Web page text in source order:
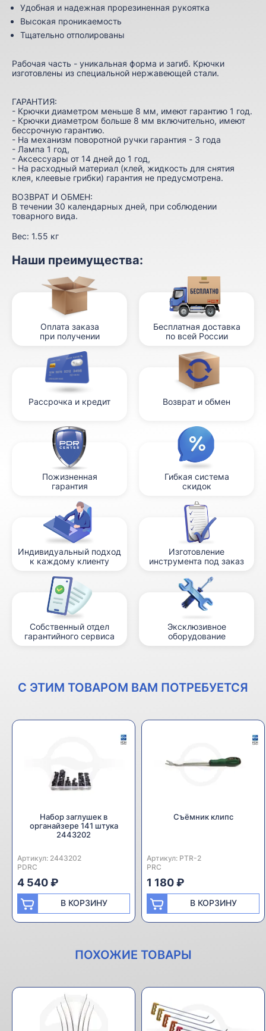
Удобная и надежная прорезиненная рукоятка
Высокая проникаемость
Тщательно отполированы
Рабочая часть - уникальная форма и загиб. Крючки
изготовлены из специальной нержавеющей стали.
ГАРАНТИЯ:
- Крючки диаметром меньше 8 мм, имеют гарантию 1 год.
- Крючки диаметром больше 8 мм включительно, имеют
бессрочную гарантию.
- На механизм поворотной ручки гарантия - 3 года
- Лампа 1 год,
- Аксессуары от 14 дней до 1 год,
- На расходный материал (клей, жидкость для снятия
клея, клеевые грибки) гарантия не предусмотрена.
ВОЗВРАТ И ОБМЕН:
В течении 30 календарных дней, при соблюдении
товарного вида.
Вес: 1.55 кг
Наши преимущества:
Оплата заказа
при получении
Бесплатная доставка
по всей России
Рассрочка и кредит Возврат и обмен
Пожизненная
гарантия
Гибкая система
скидок
Индивидуальный подход
к каждому клиенту
Изготовление
инструмента под заказ
Собственный отдел
гарантийного сервиса
Эксклюзивное
оборудование
С ЭТИМ ТОВАРОМ ВАМ ПОТРЕБУЕТСЯ
Набор заглушек в
органайзере 141 штука
2443202
Артикул: 2443202
Производитель:
PDRC
4 540 ₽
В КОРЗИНУ
Съёмник клипс
Артикул: PTR-2
Производитель:
PRC
1 180 ₽
В КОРЗИНУ
ПОХОЖИЕ ТОВАРЫ